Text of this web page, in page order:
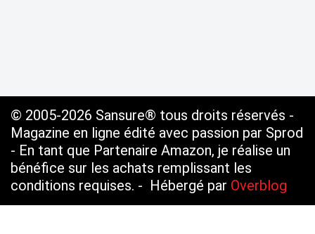
© 2005-2026 Sansure® tous droits réservés -
Magazine en ligne édité avec passion par Sprod
- En tant que Partenaire Amazon, je réalise un
bénéfice sur les achats remplissant les
conditions requises. - Hébergé par Overblog